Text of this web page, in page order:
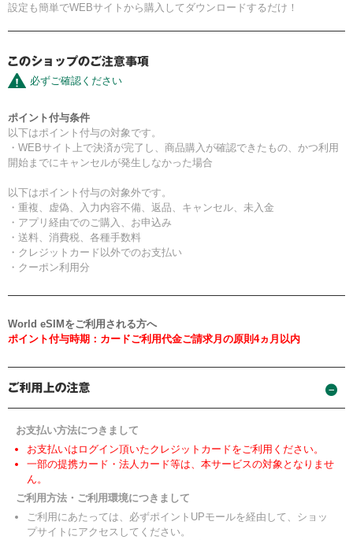
設定も簡単でWEBサイトから購入してダウンロードするだけ！
必ずご確認ください
ポイント付与条件
以下はポイント付与の対象です。
・WEBサイト上で決済が完了し、商品購入が確認できたもの、かつ利用
開始までにキャンセルが発生しなかった場合
以下はポイント付与の対象外です。
・重複、虚偽、入力内容不備、返品、キャンセル、未入金
・アプリ経由でのご購入、お申込み
・送料、消費税、各種手数料
・クレジットカード以外でのお支払い
・クーポン利用分
World eSIMをご利用される方へ
ポイント付与時期：カードご利用代金ご請求月の原則4ヵ月以内
お支払い方法につきまして
お支払いはログイン頂いたクレジットカードをご利用ください。
一部の提携カード・法人カード等は、本サービスの対象となりませ
ん。
ご利用方法・ご利用環境につきまして
ご利用にあたっては、必ずポイントUPモールを経由して、ショッ
プサイトにアクセスしてください。